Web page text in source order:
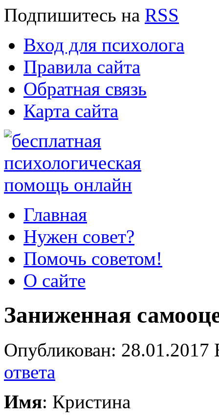
Подпишитесь на RSS
Вход для психолога
Правила сайта
Обратная связь
Карта сайта
Главная
Нужен совет?
Помочь советом!
О сайте
Заниженная
Опубликован:
ответа
Имя: Кристина